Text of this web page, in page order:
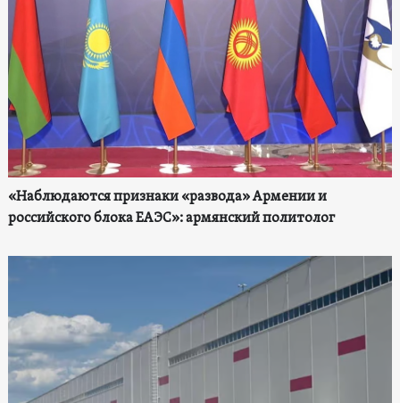
«Наблюдаются признаки «развода» Армении и
российского блока ЕАЭС»: армянский политолог